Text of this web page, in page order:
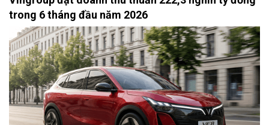
trong 6 tháng đầu năm 2026